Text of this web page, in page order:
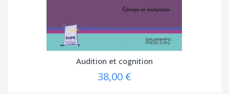
Audition et cognition
38,00 €